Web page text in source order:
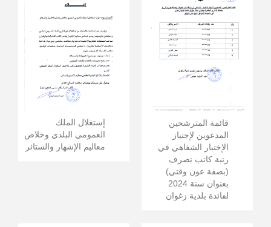
إستغلال الملك
العمومي البلدي وخلاص
معاليم الإشهار والستائر
قائمة المترشحين
المدعوين لإجتياز
الإختبار الشفاهي في
رتبة كاتب تصرف
(بصفة عون وقتي)
بعنوان سنة 2024
لفائدة بلدية زغوان